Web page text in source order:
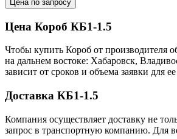
Цена по запросу
Цена Короб КБ1-1.5
Чтобы купить Короб от производителя
на дальнем востоке: Хабаровск,
зависит от сроков и объема заявки для
Доставка КБ1-1.5
Компания осуществляет доставку не
запрос в транспортную компанию. Для